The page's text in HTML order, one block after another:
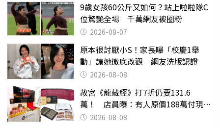
9歲女孩60公斤又如何？站上啦啦隊C
位驚艷全場 千萬網友被圈粉
2026-08-07
原本很討厭小S！家長曝「校慶1舉
動」讓她徹底改觀 網友洗版認證
2026-08-08
故宮《龍藏經》打7折仍要131.6
萬！ 店員曝：有人原價188萬付現購
買 2026-08-08